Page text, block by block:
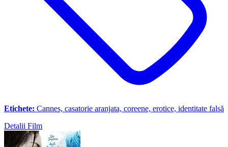
Etichete: Cannes, casatorie aranjata, coreene, erotice, identitate falsă
Detalii Film